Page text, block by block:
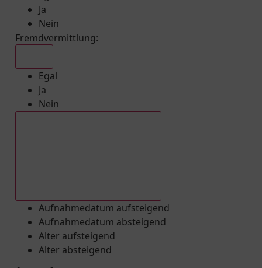
Ja
Nein
Fremdvermittlung:
Egal
Ja
Nein
Aufnahmedatum aufsteigend
Aufnahmedatum absteigend
Alter aufsteigend
Alter absteigend